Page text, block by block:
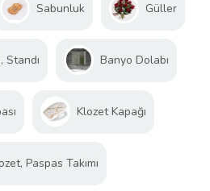
Sabunluk Güller
Standı Banyo Dolabı
Klozet Kapağı
Paspas Takımı